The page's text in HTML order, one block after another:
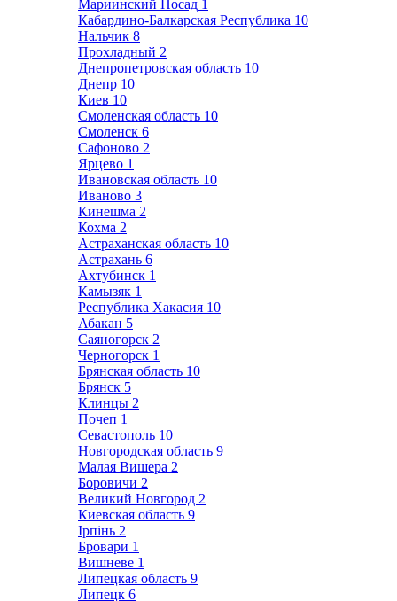
Мариинский Посад 1
Кабардино-Балкарская Республика 10
Нальчик 8
Прохладный 2
Днепропетровская область 10
Днепр 10
Киев 10
Смоленская область 10
Смоленск 6
Сафоново 2
Ярцево 1
Ивановская область 10
Иваново 3
Кинешма 2
Кохма 2
Астраханская область 10
Астрахань 6
Ахтубинск 1
Камызяк 1
Республика Хакасия 10
Абакан 5
Саяногорск 2
Черногорск 1
Брянская область 10
Брянск 5
Клинцы 2
Почеп 1
Севастополь 10
Новгородская область 9
Малая Вишера 2
Боровичи 2
Великий Новгород 2
Киевская область 9
Ірпінь 2
Бровари 1
Вишневе 1
Липецкая область 9
Липецк 6